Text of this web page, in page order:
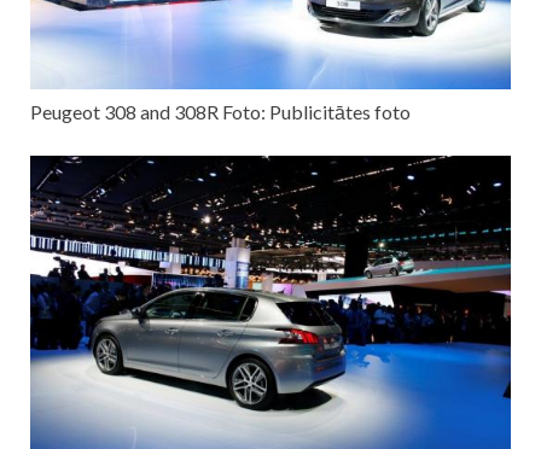
Peugeot 308 and 308R Foto: Publicitātes foto